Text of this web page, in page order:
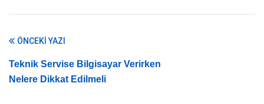
ÖNCEKI YAZI
Teknik Servise Bilgisayar Verirken
Nelere Dikkat Edilmeli